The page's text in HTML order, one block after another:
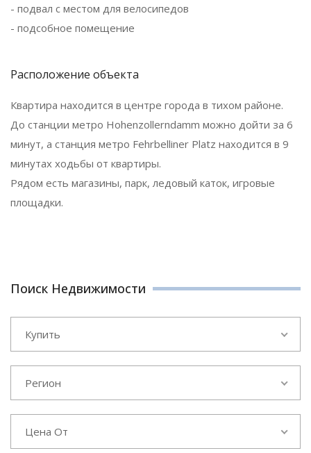
- подвал с местом для велосипедов
- подсобное помещение
Расположение объекта
Квартира находится в центре города в тихом районе.
До станции метро Hohenzollerndamm можно дойти за 6
минут, а станция метро Fehrbelliner Platz находится в 9
минутах ходьбы от квартиры.
Рядом есть магазины, парк, ледовый каток, игровые
площадки.
Поиск Недвижимости
Купить
Регион
Цена От